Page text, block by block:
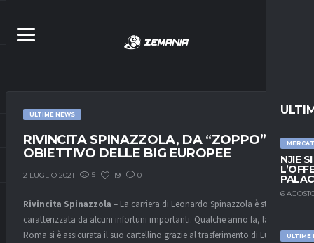
NJIE
6
ULTIME
ULTIME NEWS
RIVINCITA SPINAZZOLA, DA “ZOPPO” A
OBIETTIVO DELLE BIG EUROPEE
2 LUGLIO 2021 5 19 0
Rivincita Spinazzola – La carriera di Leonardo Spinazzola è stata
caratterizzata da alcuni infortuni importanti. Qualche anno fa, la
Roma si è assicurata il suo cartellino grazie al trasferimento di Luca